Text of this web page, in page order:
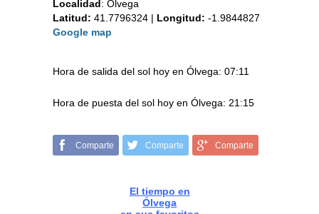
Localidad : Ólvega
Latitud: 41.7796324 | Longitud: -1.9844827
Google map
Hora de salida del sol hoy en Ólvega: 07:11
Hora de puesta del sol hoy en Ólvega: 21:15
Comparte Comparte Comparte
El tiempo en
Ólvega